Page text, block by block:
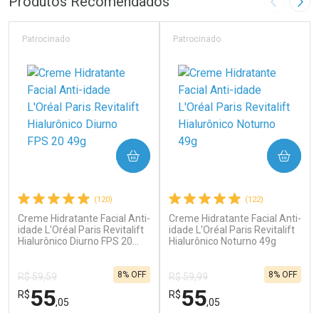
Laboratório
Ativar Desconto
Comprar sem Desconto
Por R$ 51,02/cada
Por Menos
Comprar sem Desconto
Laboratório
Ativar Desconto
Comprar sem Desconto
Por R$ 49,89/cada
Por Menos
Comprar sem Desconto
Imagem
(120)
Creme Hidratante Facial Anti-
idade L'Oréal Paris Revitalift
Hialurônico Diurno FPS 20
Patrocinado
R$ 59,59
R$55,05
8% OFF
COMPRAR
(122)
Creme Hidratante Facial Anti-
idade L'Oréal Paris Revitalift
Hialurônico Noturno 49g
Patrocinado
R$ 59,99
R$55,05
8% OFF
COMPRAR